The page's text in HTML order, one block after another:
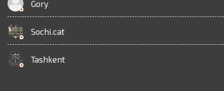
Gory
Sochi.cat
Tashkent